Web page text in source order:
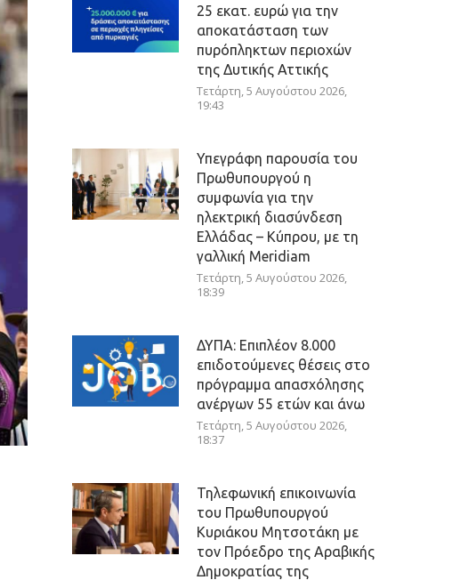
25 εκατ. ευρώ για την
αποκατάσταση των
πυρόπληκτων περιοχών
της Δυτικής Αττικής
Τετάρτη, 5 Αυγούστου 2026,
19:43
Υπεγράφη παρουσία του
Πρωθυπουργού η
συμφωνία για την
ηλεκτρική διασύνδεση
Ελλάδας – Κύπρου, με τη
γαλλική Meridiam
Τετάρτη, 5 Αυγούστου 2026,
18:39
ΔΥΠΑ: Επιπλέον 8.000
επιδοτούμενες θέσεις στο
πρόγραμμα απασχόλησης
ανέργων 55 ετών και άνω
Τετάρτη, 5 Αυγούστου 2026,
18:37
Τηλεφωνική επικοινωνία
του Πρωθυπουργού
Κυριάκου Μητσοτάκη με
τον Πρόεδρο της Αραβικής
Δημοκρατίας της